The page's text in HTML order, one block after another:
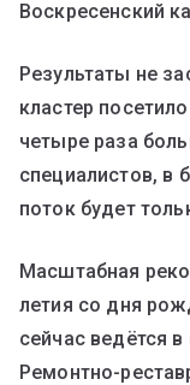
Воскресенский
Результаты не
кластер
четыре раза
специалистов, в
поток будет
Масштабная
летия со дня
сейчас ведётся
Ремонтно-